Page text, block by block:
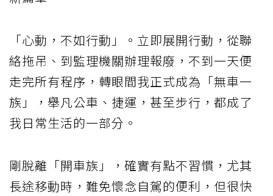
「心動，不如行動」。立即展開行動，從聯
絡拖吊、到監理機關辦理報廢，不到一天便
走完所有程序，轉眼間我正式成為「無車一
族」，舉凡公車、捷運，甚至步行，都成了
我日常生活的一部分。
剛脫離「開車族」，確實有點不習慣，尤其
長途移動時，難免懷念自駕的便利，但很快